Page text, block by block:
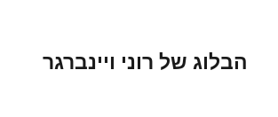
הבלוג של רוני ויינברגר